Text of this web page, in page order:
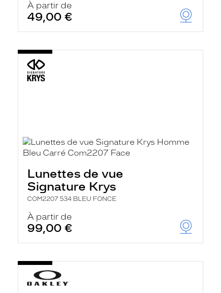
À partir de
49,00 €
Lunettes de vue
Signature Krys
COM2207 534 BLEU FONCE
À partir de
99,00 €